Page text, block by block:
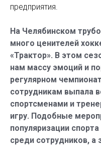
предприятия.
На Челябинском
много ценителей
«Трактор». В этом
нам массу эмоций и
регулярном
сотрудникам выпала
спортсменами и
игру. Подобные
популяризации
среди сотрудников, а